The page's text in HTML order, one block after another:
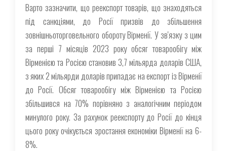
Варто зазначити, що реекспорт товарів, що знаходяться
під санкціями, до Росії призвів до збільшення
зовнішньоторговельного обороту Вірменії. У зв'язку з цим
за перші 7 місяців 2023 року обсяг товарообігу між
Вірменією та Росією становив 3,7 мільярда доларів США,
з яких 2 мільярди доларів припадає на експорт із Вірменії
до Росії. Обсяг товарообігу між Вірменією та Росією
збільшився на 70% порівняно з аналогічним періодом
минулого року. За рахунок реекспорту до Росії до кінця
цього року очікується зростання економіки Вірменії на 6-
8%.